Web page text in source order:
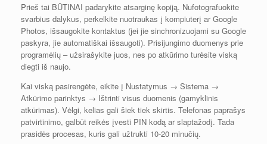
Prieš tai BŪTINAI padarykite atsarginę kopiją. Nufotografuokite
svarbius dalykus, perkelkite nuotraukas į kompiuterį ar Google
Photos, išsaugokite kontaktus (jei jie sinchronizuojami su Google
paskyra, jie automatiškai išsaugoti). Prisijungimo duomenys prie
programėlių – užsirašykite juos, nes po atkūrimo turėsite viską
diegti iš naujo.
Kai viską pasirengėte, eikite į Nustatymus → Sistema →
Atkūrimo parinktys → Ištrinti visus duomenis (gamyklinis
atkūrimas). Vėlgi, kelias gali šiek tiek skirtis. Telefonas paprašys
patvirtinimo, galbūt reikės įvesti PIN kodą ar slaptažodį. Tada
prasidės procesas, kuris gali užtrukti 10-20 minučių.